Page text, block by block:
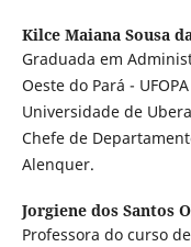
Kilce Maiana Sousa
Graduada em
Oeste do Pará -
Universidade de
Chefe de
Alenquer.
Jorgiene dos Santos
Professora do curso